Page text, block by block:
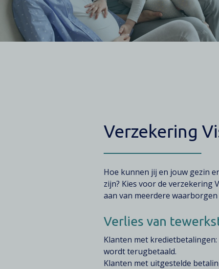
Verzekering
Texte
Hoe kunnen jij en jouw gezin
zijn? Kies voor de verzekering
aan van meerdere
Verlies van
Klanten met
wordt terugbetaald.
Klanten met uitgestelde